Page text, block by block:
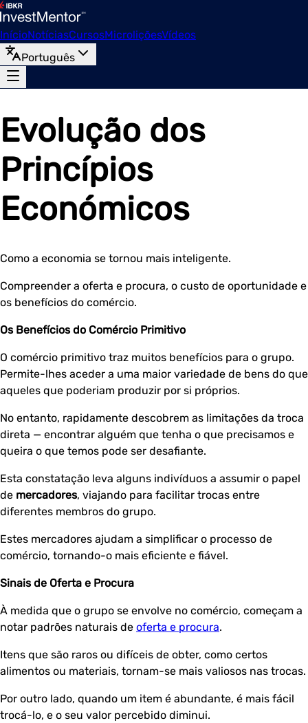
InícioNotíciasCursosMicroliçõesVídeos
Português
Evolução dos
Princípios
Económicos
Como a economia se tornou mais inteligente.
Compreender a oferta e procura, o custo de oportunidade e
os benefícios do comércio.
Os Benefícios do Comércio Primitivo
O comércio primitivo traz muitos benefícios para o grupo.
Permite-lhes aceder a uma maior variedade de bens do que
aqueles que poderiam produzir por si próprios.
No entanto, rapidamente descobrem as limitações da troca
direta — encontrar alguém que tenha o que precisamos e
queira o que temos pode ser desafiante.
Esta constatação leva alguns indivíduos a assumir o papel
de mercadores, viajando para facilitar trocas entre
diferentes membros do grupo.
Estes mercadores ajudam a simplificar o processo de
comércio, tornando-o mais eficiente e fiável.
Sinais de Oferta e Procura
À medida que o grupo se envolve no comércio, começam a
notar padrões naturais de oferta e procura.
Itens que são raros ou difíceis de obter, como certos
alimentos ou materiais, tornam-se mais valiosos nas trocas.
Por outro lado, quando um item é abundante, é mais fácil
trocá-lo, e o seu valor percebido diminui.